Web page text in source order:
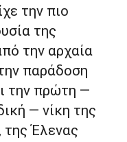
την πιο
της
την αρχαία
παράδοση
την πρώτη —
— νίκη της
της Έλενας